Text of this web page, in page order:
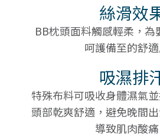
絲滑效
BB枕頭面料觸感輕柔，為
呵護備至的舒適
吸濕排
特殊布料可吸收身體濕氣
頭部乾爽舒適，避免晚間
導致肌肉酸痛